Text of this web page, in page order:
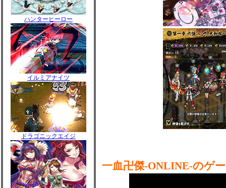
ハンターヒーロー
イルミアナイツ
ドラゴニックエイジ
一血卍傑-ONLINE-のゲ